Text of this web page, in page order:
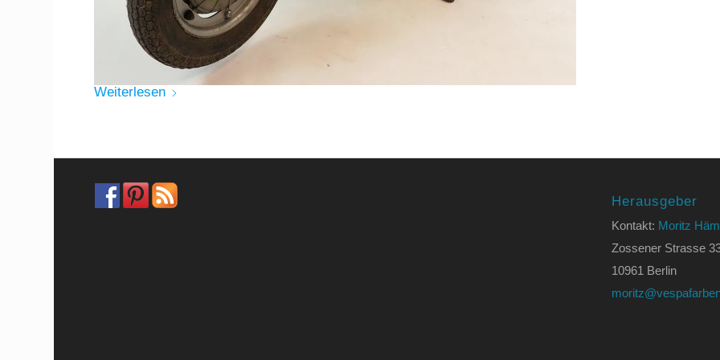
Weiterlesen
Herausgeber
Kontakt: Moritz
Zossener Strasse
10961 Berlin